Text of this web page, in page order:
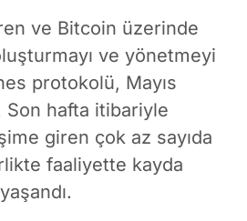
ve Bitcoin üzerinde
ve yönetmeyi
protokolü, Mayıs
Son hafta itibariyle
giren çok az sayıda
faaliyette kayda